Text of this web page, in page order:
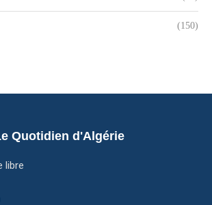
(150)
Quotidien d'Algérie
libre